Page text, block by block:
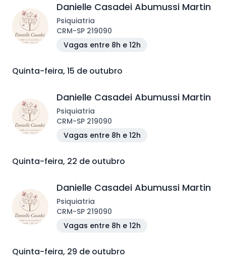
Danielle Casadei Abumussi Martin
Psiquiatria
CRM-SP 219090
Vagas entre 8h e 12h
Quinta-feira, 15 de outubro
Danielle Casadei Abumussi Martin
Psiquiatria
CRM-SP 219090
Vagas entre 8h e 12h
Quinta-feira, 22 de outubro
Danielle Casadei Abumussi Martin
Psiquiatria
CRM-SP 219090
Vagas entre 8h e 12h
Quinta-feira, 29 de outubro